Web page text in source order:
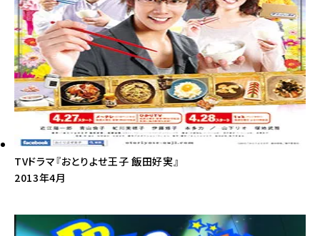
TVドラマ『おとりよせ王子 飯田好実』
2013年4月